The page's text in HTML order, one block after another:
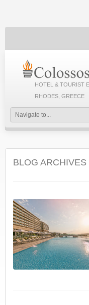
HOTEL & TOURIST
RHODES, GREECE
BLOG ARCHIVES